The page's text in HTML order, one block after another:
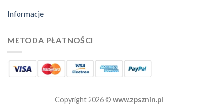
Informacje
METODA PŁATNOŚCI
Copyright 2026 © www.zpsznin.pl